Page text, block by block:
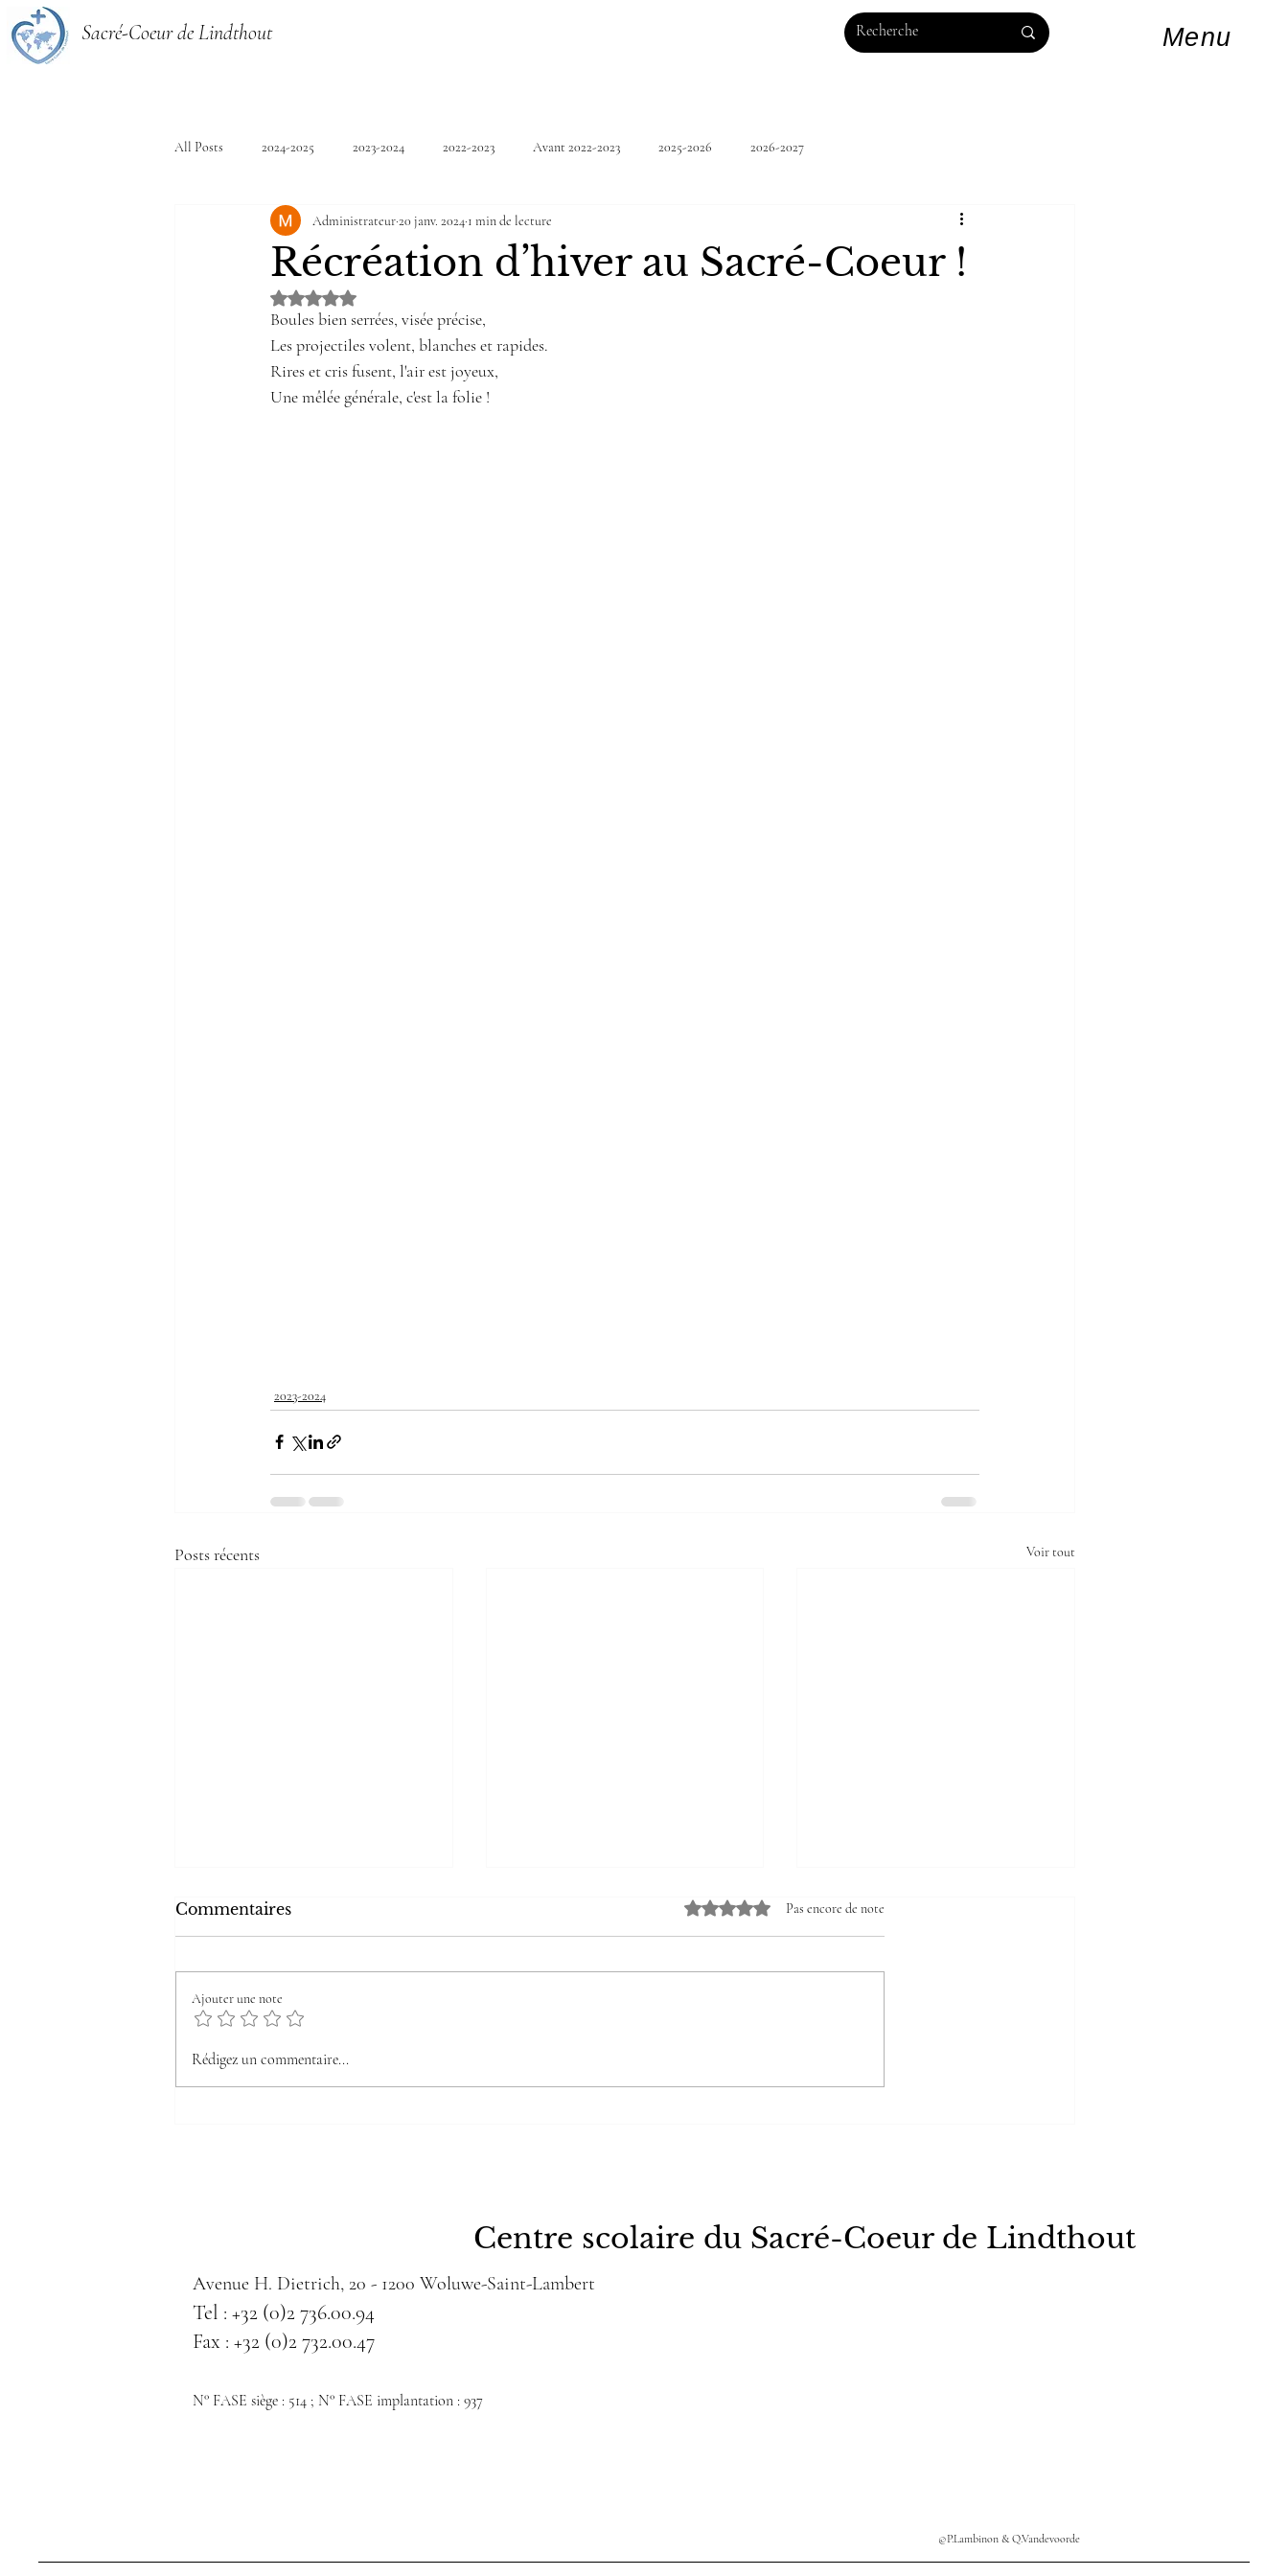
Menu
Sacré-Coeur de Lindthout Log In
All Posts 2024-2025 2023-2024 2022-2023 Avant 2022-2023 2025-2026 2026-2027
Récréation d’hiver au Sacré-Coeur !
Administrateur20 janv. 2024 1 min de lecture
Noté NaN étoiles sur 5.
Boules bien serrées, visée précise,
Les projectiles volent, blanches et rapides.
Rires et cris fusent, l'air est joyeux,
Une mêlée générale, c'est la folie !
2023-2024
Posts récents Voir tout
Commentaires Noté 0 étoile sur 5.Pas encore de note
Ajouter une note
Rédigez un commentaire...
Centre scolaire du Sacré-Coeur de Lindthout
Avenue H. Dietrich, 20 - 1200 Woluwe-Saint-Lambert
Tel : +32 (0)2 736.00.94
Fax : +32 (0)2 732.00.47
N° FASE siège : 514 ; N° FASE implantation : 937
©P.Lambinon & Q.Vandevoorde